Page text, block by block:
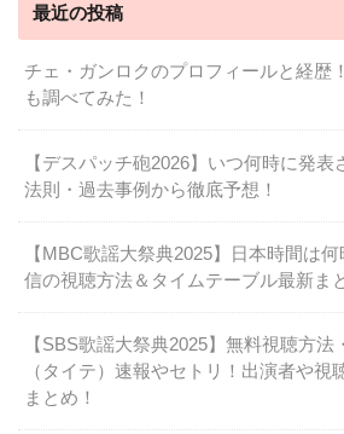
最近の投稿
チェ・ガンロクのプロフィールと経歴
も調べてみた！
【デスパッチ砲2026】いつ何時に発表
法則・過去事例から徹底予想！
【MBC歌謡大祭典2025】日本時間は
信の視聴方法＆タイムテーブル最新ま
【SBS歌謡大祭典2025】無料視聴方
（タイテ）速報やセトリ！出演者や視
まとめ！